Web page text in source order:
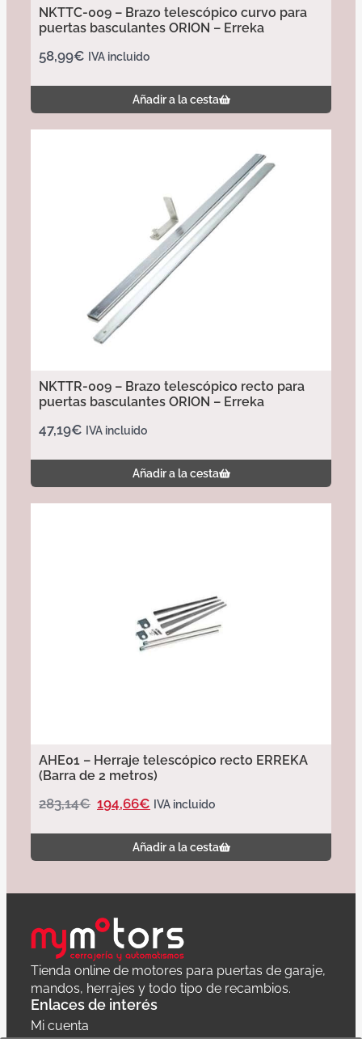
NKTTC-009 – Brazo telescópico curvo para
puertas basculantes ORION – Erreka
58,99€ IVA incluido
Añadir a la cesta
NKTTR-009 – Brazo telescópico recto para
puertas basculantes ORION – Erreka
47,19€ IVA incluido
Añadir a la cesta
AHE01 – Herraje telescópico recto ERREKA
(Barra de 2 metros)
283,14€ 194,66€ IVA incluido
Añadir a la cesta
Tienda online de motores para puertas de garaje,
mandos, herrajes y todo tipo de recambios.
Enlaces de interés
Mi cuenta